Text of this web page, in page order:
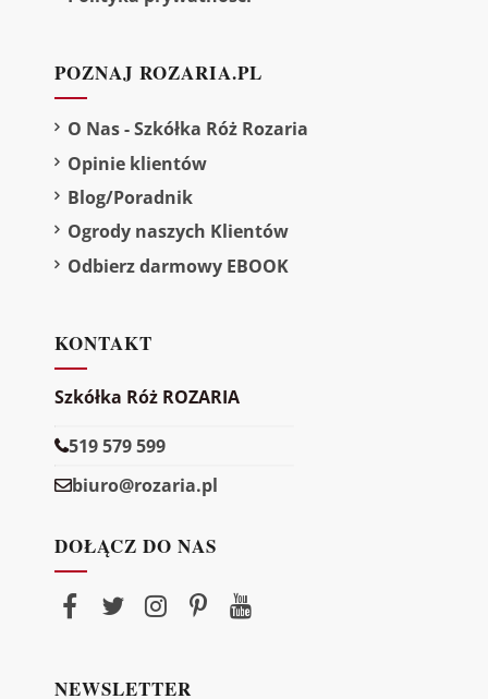
POZNAJ ROZARIA.PL
O Nas - Szkółka Róż Rozaria
Opinie klientów
Blog/Poradnik
Ogrody naszych Klientów
Odbierz darmowy EBOOK
KONTAKT
Szkółka Róż ROZARIA
519 579 599
biuro@rozaria.pl
DOŁĄCZ DO NAS
NEWSLETTER